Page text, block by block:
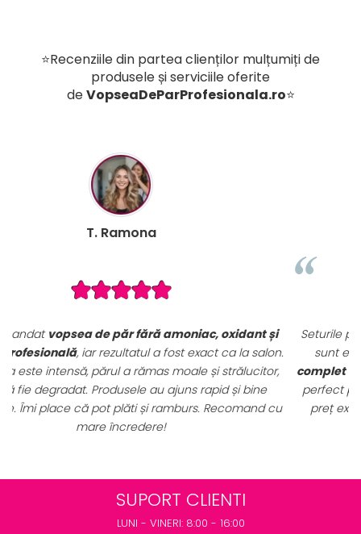
⭐Recenziile din partea clienților mulțumiți de
produsele și serviciile oferite
deVopseaDeParProfesionala.ro⭐
B. Mihaela
Seturile promoționale de pe VopseaDeParProfesionala.ro
sunt extrem de avantajoase. Am achiziționat un
set
complet de vopsele profesionale cu oxidanți și nuanțar,
perfect pentru uz profesional. Calitate foarte bună la un
preț excelent. Se vede clar că sunt produse originale,
destinate rezultatelor de salon.
SUPORT CLIENTI
LUNI - VINERI: 8:00 - 16:00